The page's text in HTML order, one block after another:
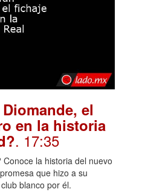
el
en la historia
. 17:35
la historia del nuevo
que hizo a su
blanco por él.